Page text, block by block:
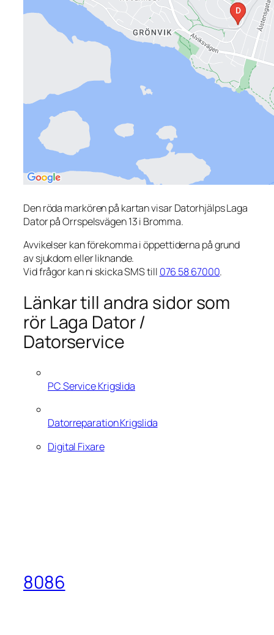
Den röda markören på kartan visar Datorhjälps Laga
Dator på Orrspelsvägen 13 i Bromma.
Avvikelser kan förekomma i öppettiderna på grund
av sjukdom eller liknande.
Vid frågor kan ni skicka SMS till 076 58 67000.
Länkar till andra sidor som
rör Laga Dator /
Datorservice
PC Service Krigslida
Datorreparation Krigslida
Digital Fixare
8086